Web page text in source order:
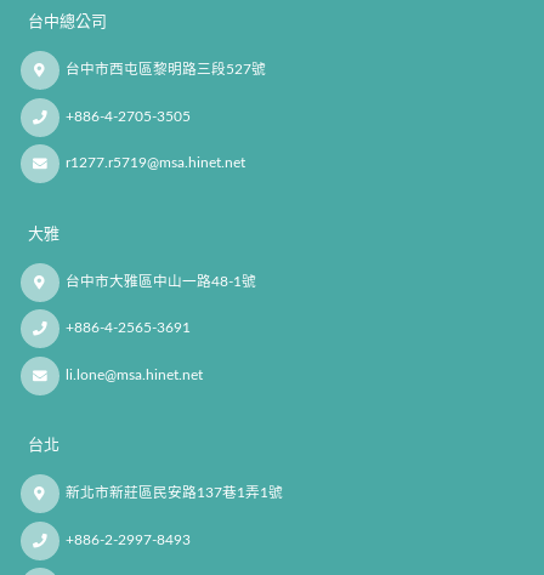
台中總公司
台中市西屯區黎明路三段527號
+886-4-2705-3505
r1277.r5719@msa.hinet.net
大雅
台中市大雅區中山一路48-1號
+886-4-2565-3691
li.lone@msa.hinet.net
台北
新北市新莊區民安路137巷1弄1號
+886-2-2997-8493